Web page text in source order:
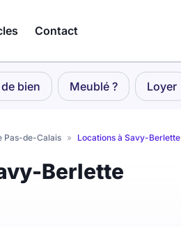
Contact
bien Meublé ? Loyer
Pas-de-Calais » Locations à Savy-Berlette
Berlette